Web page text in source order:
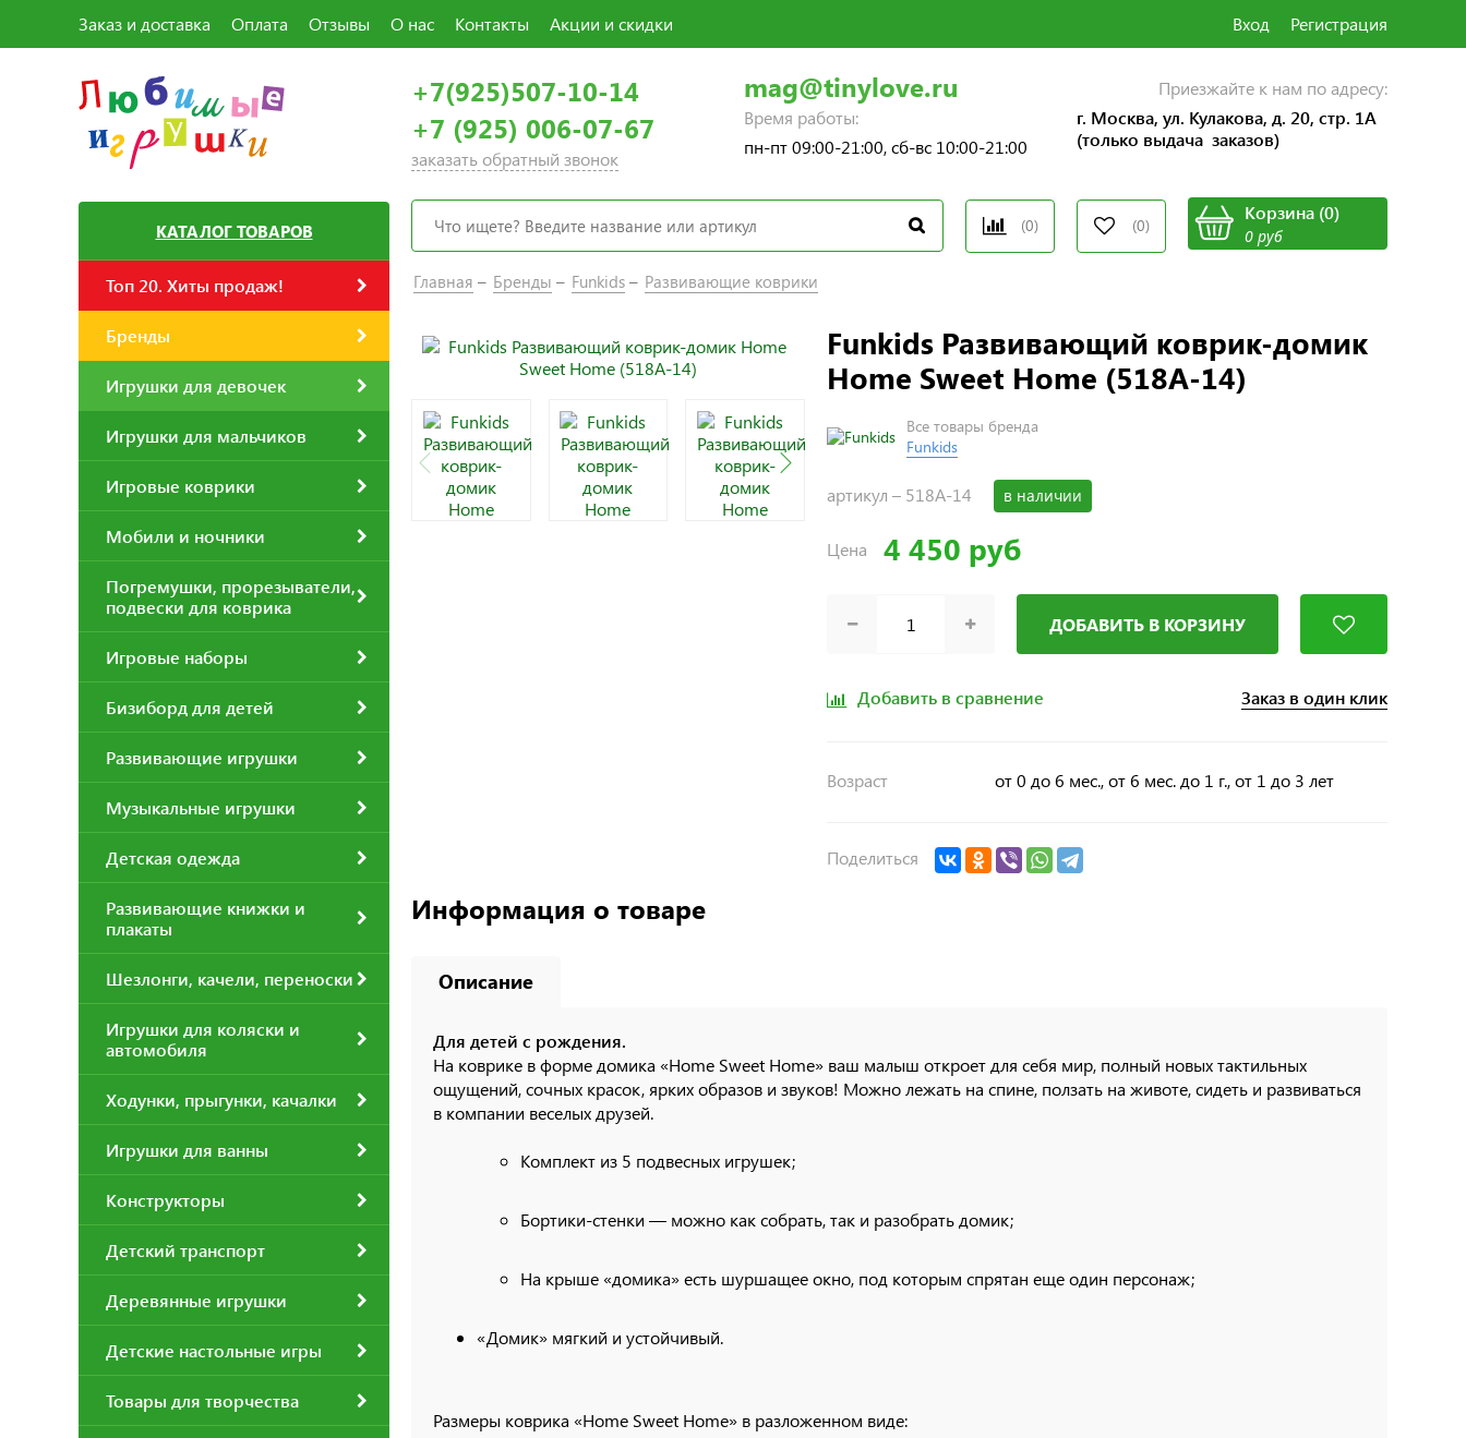
Заказ и доставка Оплата Отзывы О нас Контакты Акции и скидки Вход Регистрация
+7(925)507-10-14
+7 (925) 006-07-67
заказать обратный звонок
mag@tinylove.ru
Время работы:
пн-пт 09:00-21:00, сб-вс 10:00-21:00
Приезжайте к нам по адресу:
г. Москва, ул. Кулакова, д. 20, стр. 1А
(только выдача заказов)
(0) (0)
Корзина(0)
0 руб
КАТАЛОГ ТОВАРОВ
Топ 20. Хиты продаж!
Бренды
Игрушки для девочек
Игрушки для мальчиков
Игровые коврики
Мобили и ночники
Погремушки, прорезыватели,
подвески для коврика
Игровые наборы
Бизиборд для детей
Развивающие игрушки
Музыкальные игрушки
Детская одежда
Развивающие книжки и
плакаты
Шезлонги, качели, переноски
Игрушки для коляски и
автомобиля
Ходунки, прыгунки, качалки
Игрушки для ванны
Конструкторы
Детский транспорт
Деревянные игрушки
Детские настольные игры
Товары для творчества
Главная Бренды Funkids Развивающие коврики
Funkids Развивающий коврик-домик
Home Sweet Home (518A-14)
Все товары бренда
Funkids
артикул – 518A-14 в наличии
Цена 4 450 руб
ДОБАВИТЬ В КОРЗИНУ
Добавить в сравнение Заказ в один клик
Возраст от 0 до 6 мес., от 6 мес. до 1 г., от 1 до 3 лет
Поделиться
Информация о товаре
Описание
Для детей с рождения.
На коврике в форме домика «Home Sweet Home» ваш малыш откроет для себя мир, полный новых тактильных
ощущений, сочных красок, ярких образов и звуков! Можно лежать на спине, ползать на животе, сидеть и развиваться
в компании веселых друзей.
Комплект из 5 подвесных игрушек;
Бортики-стенки — можно как собрать, так и разобрать домик;
На крыше «домика» есть шуршащее окно, под которым спрятан еще один персонаж;
«Домик» мягкий и устойчивый.
Размеры коврика «Home Sweet Home» в разложенном виде: